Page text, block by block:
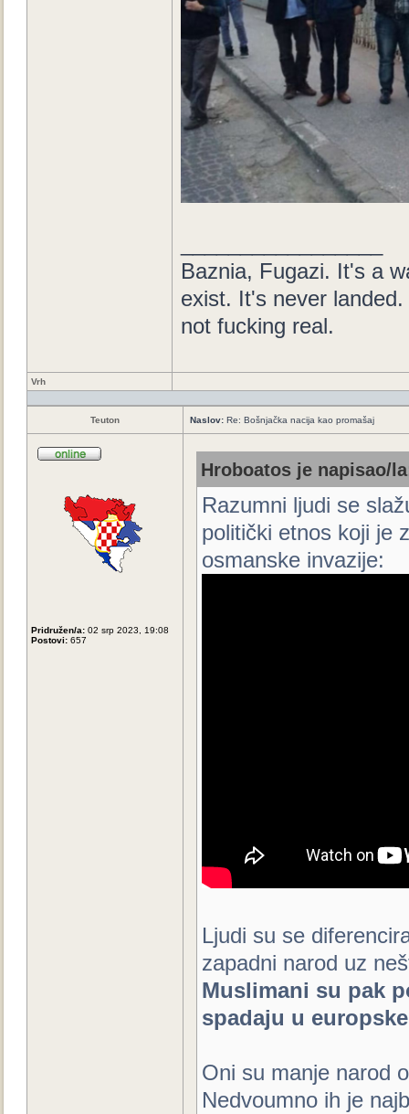
Baznia, Fugazi. It's a
exist. It's never
not fucking real.
Vrh
Teuton Naslov: Re: Bošnjačka nacija kao promašaj
Pridružen/a: 02 srp 2023, 19:08
Postovi: 657
Hroboatos je napisao/
Razumni ljudi se
politički etnos koji je
osmanske invazije:
Ljudi su se
zapadni narod uz
Muslimani su pak
spadaju u
Oni su manje narod
Nedvoumno ih je